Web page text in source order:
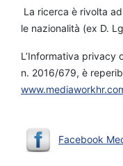
La ricerca è rivolta
le nazionalità (ex D.
L’Informativa privacy
n. 2016/679, è
Facebook